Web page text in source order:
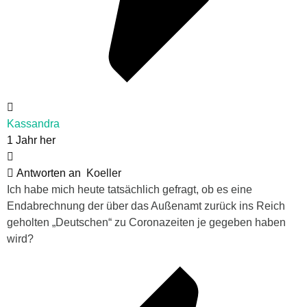
Kassandra
1 Jahr her
Antworten an
Koeller
Ich habe mich heute tatsächlich gefragt, ob es eine
Endabrechnung der über das Außenamt zurück ins Reich
geholten „Deutschen“ zu Coronazeiten je gegeben haben
wird?